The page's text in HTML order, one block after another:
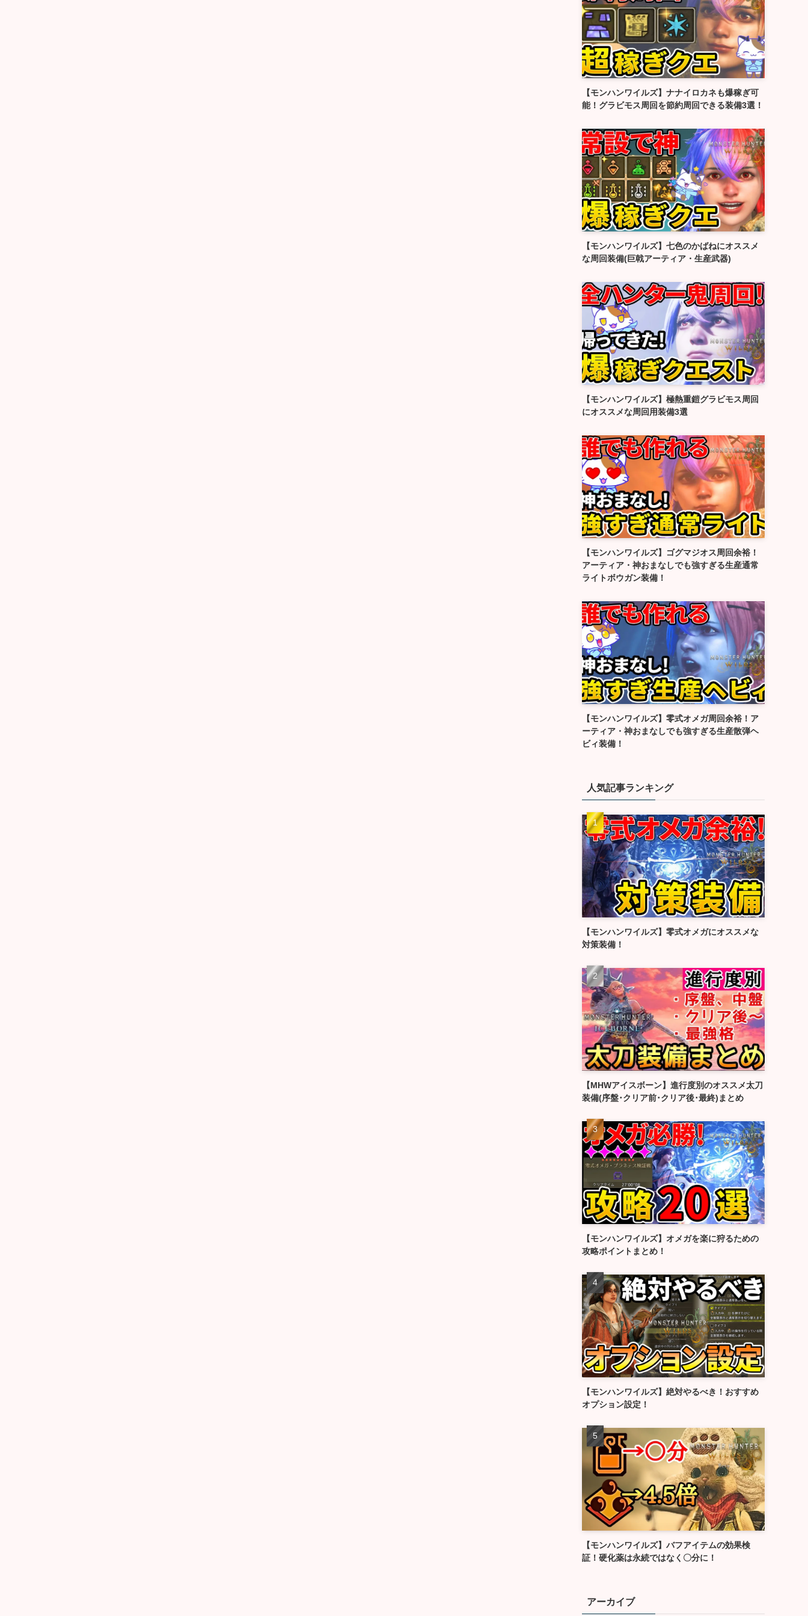
【モンハンワイルズ】ナナイロカネも爆稼ぎ可
能！グラビモス周回を節約周回できる装備3選！
【モンハンワイルズ】七色のかばねにオススメ
な周回装備(巨戟アーティア・生産武器)
【モンハンワイルズ】極熱重鎧グラビモス周回
にオススメな周回用装備3選
【モンハンワイルズ】ゴグマジオス周回余裕！
アーティア・神おまなしでも強すぎる生産通常
ライトボウガン装備！
【モンハンワイルズ】零式オメガ周回余裕！ア
ーティア・神おまなしでも強すぎる生産散弾ヘ
ビィ装備！
人気記事ランキング
【モンハンワイルズ】零式オメガにオススメな
対策装備！
【MHWアイスボーン】進行度別のオススメ太刀
装備(序盤･クリア前･クリア後･最終)まとめ
【モンハンワイルズ】オメガを楽に狩るための
攻略ポイントまとめ！
【モンハンワイルズ】絶対やるべき！おすすめ
オプション設定！
【モンハンワイルズ】バフアイテムの効果検
証！硬化薬は永続ではなく〇分に！
アーカイブ